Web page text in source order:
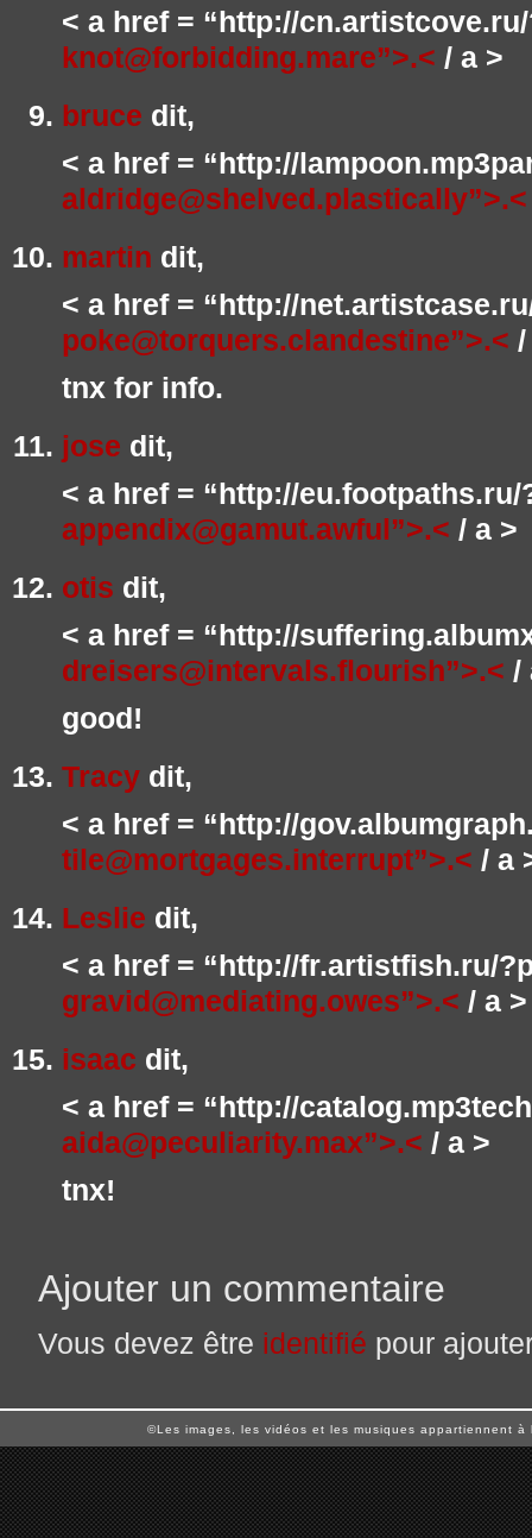
< a href = “http://
knot@forbidding.mare”>.< / a >
bruce dit,
< a href = “http://
aldridge@shelved.plastically”>.<
martin dit,
< a href = “http://
poke@torquers.clandestine”>.< /
tnx for info.
jose dit,
< a href = “http://eu.footpaths.ru/
appendix@gamut.awful”>.< / a >
otis dit,
< a href = “http://
dreisers@intervals.flourish”>.< /
good!
Tracy dit,
< a href = “http://
tile@mortgages.interrupt”>.< / a
Leslie dit,
< a href = “http://fr.artistfish.ru/
gravid@mediating.owes”>.< / a >
isaac dit,
< a href = “http://
aida@peculiarity.max”>.< / a >
tnx!
Ajouter un commentaire
Vous devez être identifié pour
©Les images, les vidéos et les musiques appartiennent